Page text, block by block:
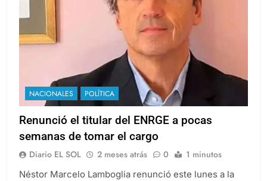
NACIONALES POLÍTICA
Renunció el titular del ENRGE a pocas
semanas de tomar el cargo
Diario EL SOL 2 meses atrás 0 1 minutos
Néstor Marcelo Lamboglia renunció este lunes a la